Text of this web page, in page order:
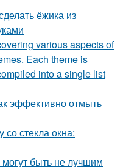
ёжика из
various aspects of
Each theme is
into a single list
эффективно отмыть
со стекла окна:
быть не лучшим